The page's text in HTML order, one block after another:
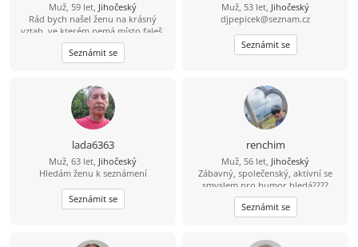
Muž, 59 let, Jihočeský
Rád bych našel ženu na krásný
vztah, ve kterém nemá místo faleš.
Ženu které bych mohl věřit.
Seznámit se
Muž, 53 let, Jihočeský
djpepicek@seznam.cz
Seznámit se
lada6363
Muž, 63 let, Jihočeský
Hledám ženu k seznámení
Seznámit se
renchim
Muž, 56 let, Jihočeský
Zábavný, společenský, aktivní se
smyslem pro humor hledá????
Najdu????
Seznámit se